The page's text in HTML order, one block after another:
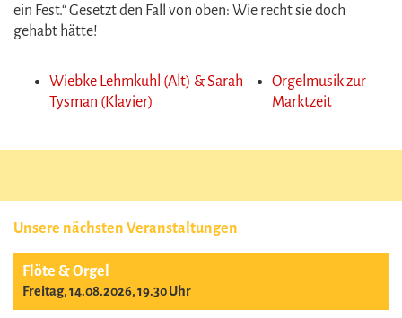
Unsere nächsten Veranstaltungen
Flöte & Orgel
Freitag, 14.08.2026, 19.30 Uhr
ein Fest.“ Gesetzt den Fall von oben: Wie recht sie doch
gehabt hätte!
Wiebke Lehmkuhl (Alt) & Sarah
Tysman (Klavier)
Orgelmusik zur
Marktzeit